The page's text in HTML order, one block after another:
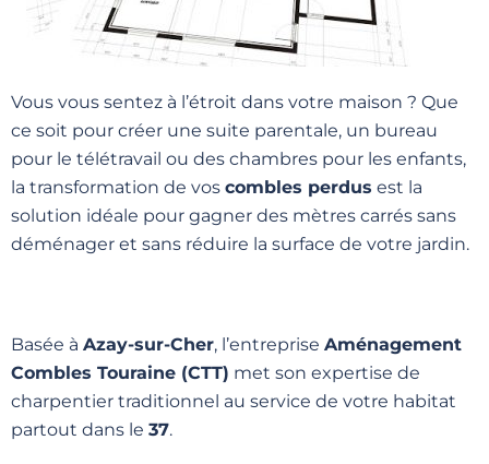
Vous vous sentez à l’étroit dans votre maison ? Que
ce soit pour créer une suite parentale, un bureau
pour le télétravail ou des chambres pour les enfants,
la transformation de vos combles perdus est la
solution idéale pour gagner des mètres carrés sans
déménager et sans réduire la surface de votre jardin.
Basée à Azay-sur-Cher, l’entreprise Aménagement
Combles Touraine (CTT) met son expertise de
charpentier traditionnel au service de votre habitat
partout dans le 37.